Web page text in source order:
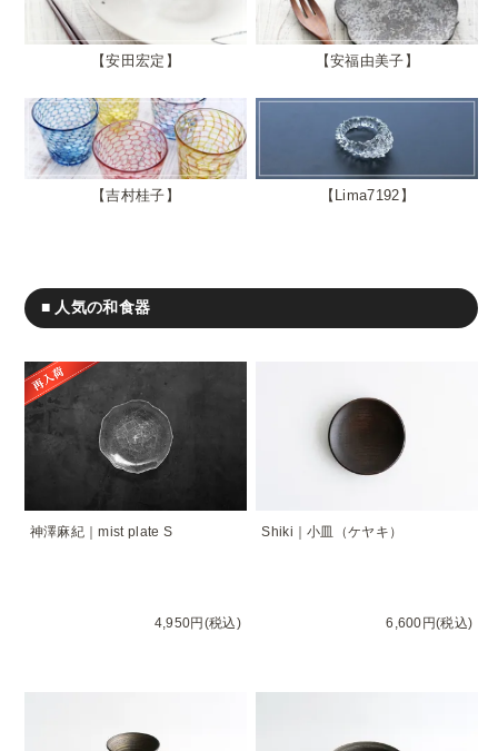
安田宏定 安福由美子
吉村桂子 Lima7192
■ 人気の和食器
神澤麻紀｜mist plate S
4,950円(税込)
Shiki｜小皿（ケヤキ）
6,600円(税込)